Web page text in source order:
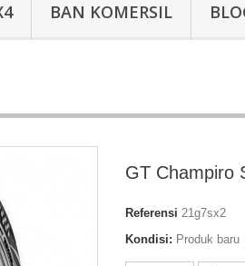
BAN KOMERSIL
GT Champiro
Referensi 21g7sx2
Kondisi: Produk baru